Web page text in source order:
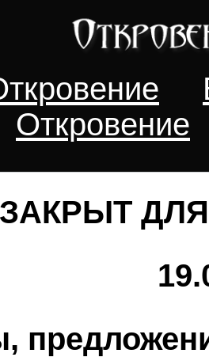
Откровение